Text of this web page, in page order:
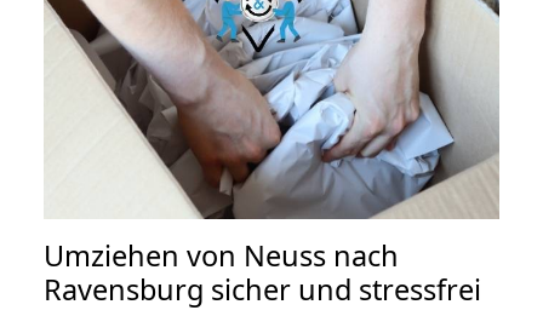
Umziehen von Neuss nach
Ravensburg sicher und stressfrei